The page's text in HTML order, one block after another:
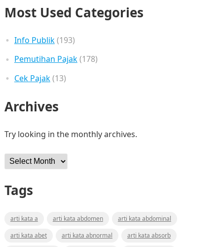
Most Used Categories
Info Publik(193)
Pemutihan Pajak(178)
Cek Pajak(13)
Archives
Try looking in the monthly archives.
Archives
Tags
arti kata a arti kata abdomen
arti kata abdominal
arti kata abet
arti kata abnormal
arti kata absorb